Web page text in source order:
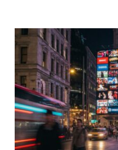
تحولات جذرية في
المتسارعة للحياة
وشبكات الإنترنت
المحتوى المرئي
“إحصائيات الفيديو
الشابة على وجه
الموجز الذي يُقدم